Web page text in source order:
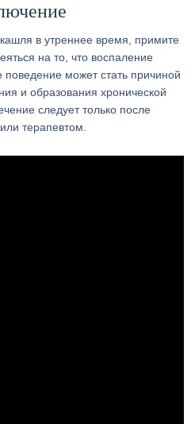
в утреннее время, примите
на то, что воспаление
может стать причиной
и образования хронической
следует только после
терапевтом.